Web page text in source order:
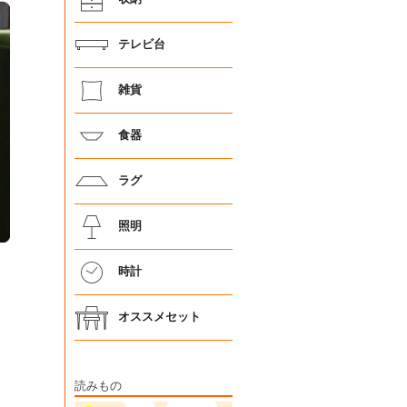
テレビ台
雑貨
食器
ラグ
照明
時計
オススメセット
読みもの